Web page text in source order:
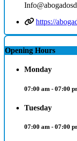
https://
Opening Hours
Monday
07:00 am - 07:00
Tuesday
07:00 am - 07:00